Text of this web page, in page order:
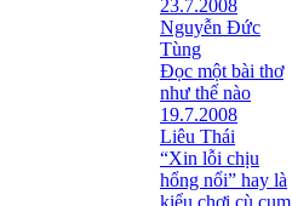
23.7.2008
Nguyễn Đức
Tùng
Ðọc một bài thơ
như thế nào
19.7.2008
Liêu Thái
“Xin lỗi chịu
hổng nổi” hay là
kiểu chơi cù cum